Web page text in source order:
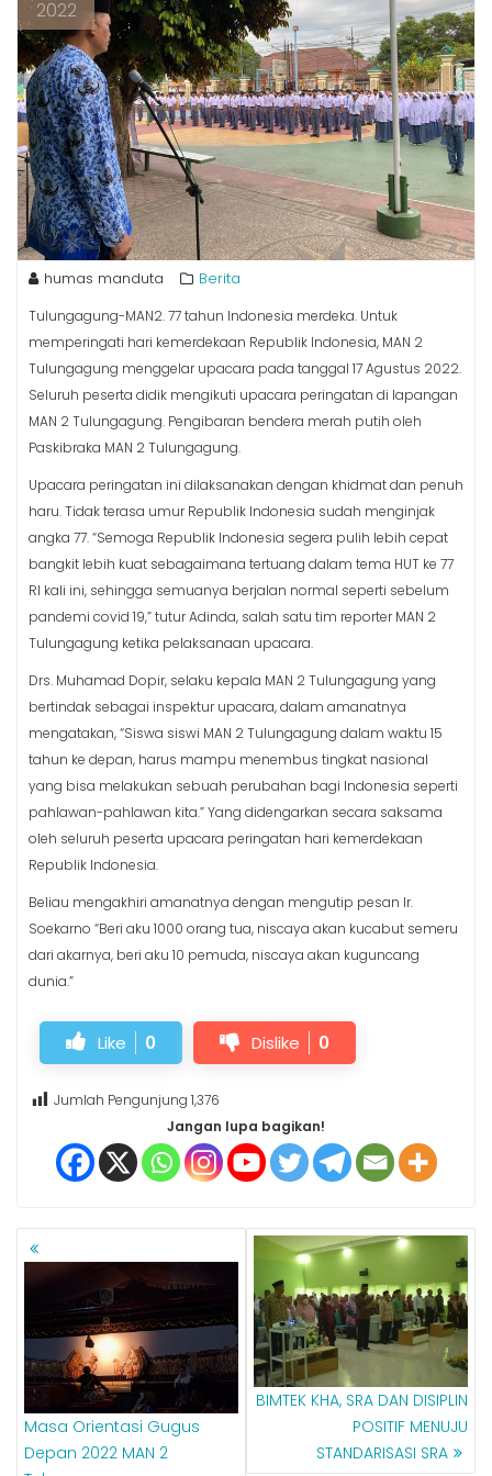
2022
humas manduta Berita
Tulungagung-MAN2. 77 tahun Indonesia merdeka. Untuk
memperingati hari kemerdekaan Republik Indonesia, MAN 2
Tulungagung menggelar upacara pada tanggal 17 Agustus 2022.
Seluruh peserta didik mengikuti upacara peringatan di lapangan
MAN 2 Tulungagung. Pengibaran bendera merah putih oleh
Paskibraka MAN 2 Tulungagung.
Upacara peringatan ini dilaksanakan dengan khidmat dan penuh
haru. Tidak terasa umur Republik Indonesia sudah menginjak
angka 77. “Semoga Republik Indonesia segera pulih lebih cepat
bangkit lebih kuat sebagaimana tertuang dalam tema HUT ke 77
RI kali ini, sehingga semuanya berjalan normal seperti sebelum
pandemi covid 19,” tutur Adinda, salah satu tim reporter MAN 2
Tulungagung ketika pelaksanaan upacara.
Drs. Muhamad Dopir, selaku kepala MAN 2 Tulungagung yang
bertindak sebagai inspektur upacara, dalam amanatnya
mengatakan, “Siswa siswi MAN 2 Tulungagung dalam waktu 15
tahun ke depan, harus mampu menembus tingkat nasional
yang bisa melakukan sebuah perubahan bagi Indonesia seperti
pahlawan-pahlawan kita.” Yang didengarkan secara saksama
oleh seluruh peserta upacara peringatan hari kemerdekaan
Republik Indonesia.
Beliau mengakhiri amanatnya dengan mengutip pesan Ir.
Soekarno “Beri aku 1000 orang tua, niscaya akan kucabut semeru
dari akarnya, beri aku 10 pemuda, niscaya akan kuguncang
dunia.”
Like 0 Dislike 0
Jumlah Pengunjung 1,376
Jangan lupa bagikan!
NAVIGASI
POS
Masa Orientasi Gugus
Depan 2022 MAN 2
BIMTEK KHA, SRA DAN DISIPLIN
POSITIF MENUJU
STANDARISASI SRA